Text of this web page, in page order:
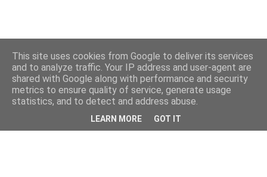
This site uses cookies from Google to deliver its services
and to analyze traffic. Your IP address and user-agent are
shared with Google along with performance and security
metrics to ensure quality of service, generate usage
statistics, and to detect and address abuse.
LEARN MORE GOT IT